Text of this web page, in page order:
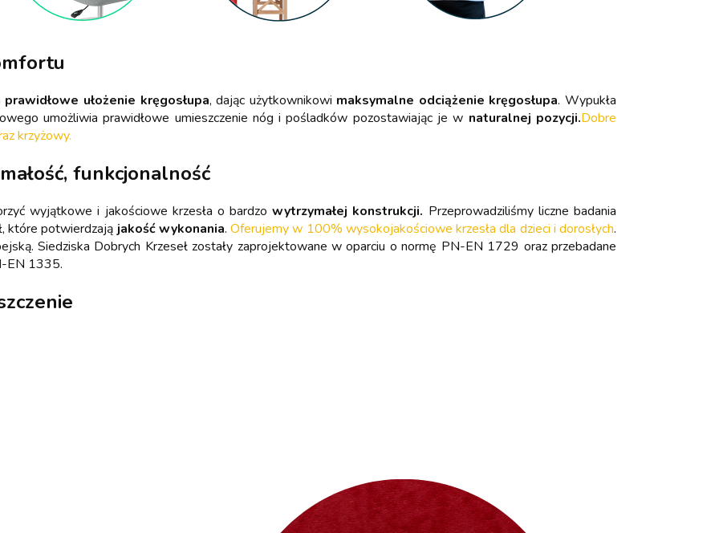
prawidłowe ułożenie kręgosłupa, dając użytkownikowi maksymalne odciążenie kręgosłupa. Wypukła
umożliwia prawidłowe umieszczenie nóg i pośladków pozostawiając je w naturalnej pozycji.Dobre
krzyżowy.
funkcjonalność
wyjątkowe i jakościowe krzesła o bardzowytrzymałej konstrukcji. Przeprowadziliśmy liczne badania
które potwierdzają jakość wykonania. Oferujemy w 100% wysokojakościowe krzesła dla dzieci i dorosłych.
Siedziska Dobrych Krzeseł zostały zaprojektowane w oparciu o normę PN-EN 1729 oraz przebadane
EN 1335.